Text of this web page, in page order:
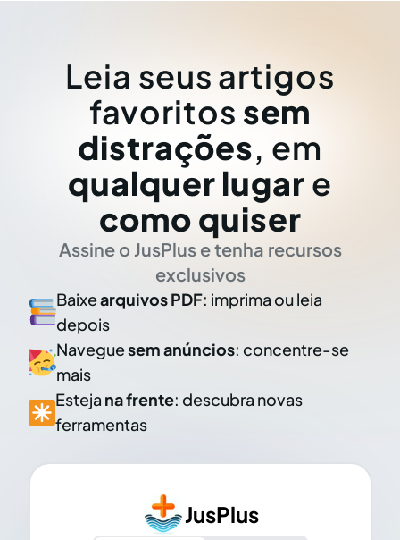
Leia seus artigos
favoritos sem
distrações, em
qualquer lugar e
como quiser
Assine o JusPlus e tenha recursos
exclusivos
Baixearquivos PDF: imprima ou leia
depois
Naveguesem anúncios: concentre-se
mais
Esteja na frente: descubra novas
ferramentas
JusPlus